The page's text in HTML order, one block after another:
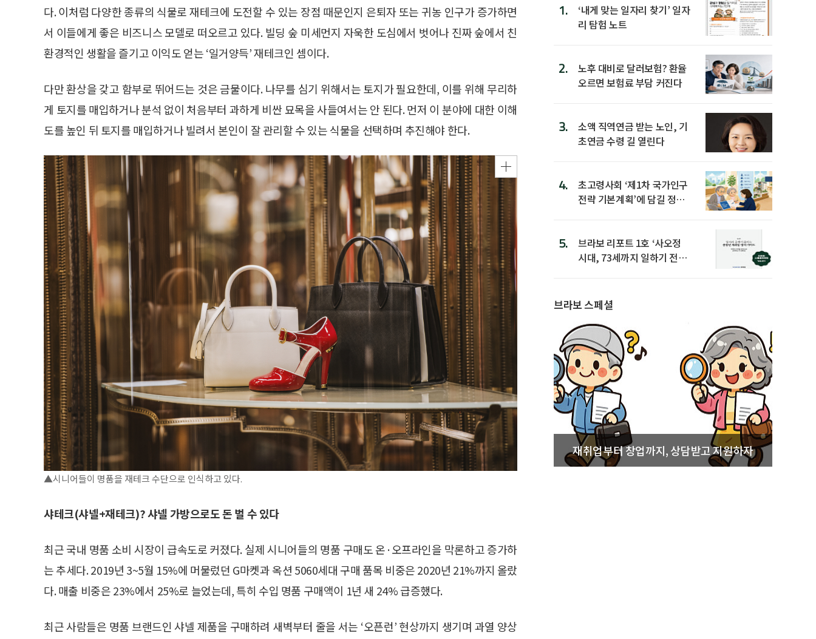
다. 이처럼 다양한 종류의 식물로 재테크에 도전할 수 있는 장점 때문인지 은퇴자 또는 귀농 인구가 증가하면
서 이들에게 좋은 비즈니스 모델로 떠오르고 있다. 빌딩 숲 미세먼지 자욱한 도심에서 벗어나 진짜 숲에서 친
환경적인 생활을 즐기고 이익도 얻는 ‘일거양득’ 재테크인 셈이다.
다만 환상을 갖고 함부로 뛰어드는 것은 금물이다. 나무를 심기 위해서는 토지가 필요한데, 이를 위해 무리하
게 토지를 매입하거나 분석 없이 처음부터 과하게 비싼 묘목을 사들여서는 안 된다. 먼저 이 분야에 대한 이해
도를 높인 뒤 토지를 매입하거나 빌려서 본인이 잘 관리할 수 있는 식물을 선택하며 추진해야 한다.
▲시니어들이 명품을 재테크 수단으로 인식하고 있다.
샤테크(샤넬+재테크)? 샤넬 가방으로도 돈 벌 수 있다
최근 국내 명품 소비 시장이 급속도로 커졌다. 실제 시니어들의 명품 구매도 온·오프라인을 막론하고 증가하
는 추세다. 2019년 3~5월 15%에 머물렀던 G마켓과 옥션 5060세대 구매 품목 비중은 2020년 21%까지 올랐
다. 매출 비중은 23%에서 25%로 늘었는데, 특히 수입 명품 구매액이 1년 새 24% 급증했다.
최근 사람들은 명품 브랜드인 샤넬 제품을 구매하려 새벽부터 줄을 서는 ‘오픈런’ 현상까지 생기며 과열 양상
1.
‘내게 맞는 일자리 찾기’ 일자
리 탐험 노트
2.
노후 대비로 달러보험? 환율
오르면 보험료 부담 커진다
3.
소액 직역연금 받는 노인, 기
초연금 수령 길 열린다
4.
초고령사회 ‘제1차 국가인구
전략 기본계획’에 담길 정책
5.
브라보 리포트 1호 ‘사오정
시대, 73세까지 일하기 전략’
브라보 스페셜
재취업부터 창업까지, 상담받고 지원하자